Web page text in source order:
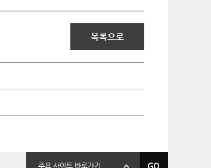
목록으로
주요 사이트 바로가기